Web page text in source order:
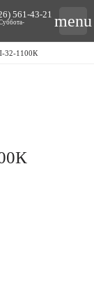
32-1100К
561-43-21 menu